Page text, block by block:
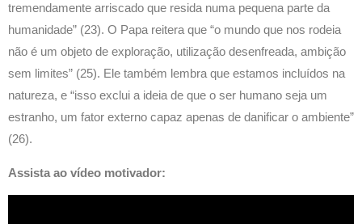
tremendamente arriscado que resida numa pequena parte da
humanidade” (23). O Papa reitera que “o mundo que nos rodeia
não é um objeto de exploração, utilização desenfreada, ambição
sem limites” (25). Ele também lembra que estamos incluídos na
natureza, e “isso exclui a ideia de que o ser humano seja um
estranho, um fator externo capaz apenas de danificar o ambiente”
(26).
Assista ao vídeo motivador: